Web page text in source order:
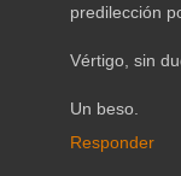
predilección
Vértigo, sin
Un beso.
Responder